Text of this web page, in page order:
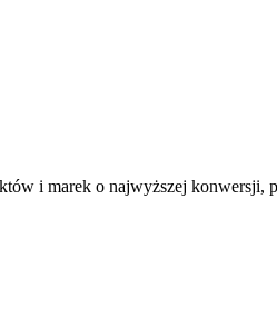
i marek o najwyższej konwersji,